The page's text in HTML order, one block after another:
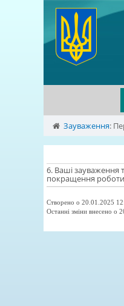
Зауваження:
6. Ваші зауваження
покращення
Створено о 20.01.2025
Останні зміни внесено о